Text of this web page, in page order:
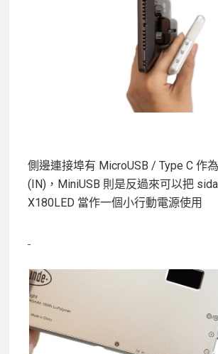
側邊連接埠有 MicroUSB / Type C 作
(IN)，MiniUSB 則是反過來可以把
X180LED 當作一個小行動電源使用